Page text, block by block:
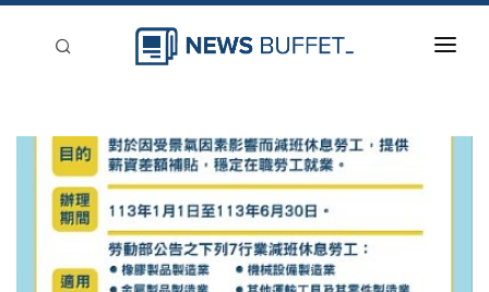
新聞稿分類
登入
刊登